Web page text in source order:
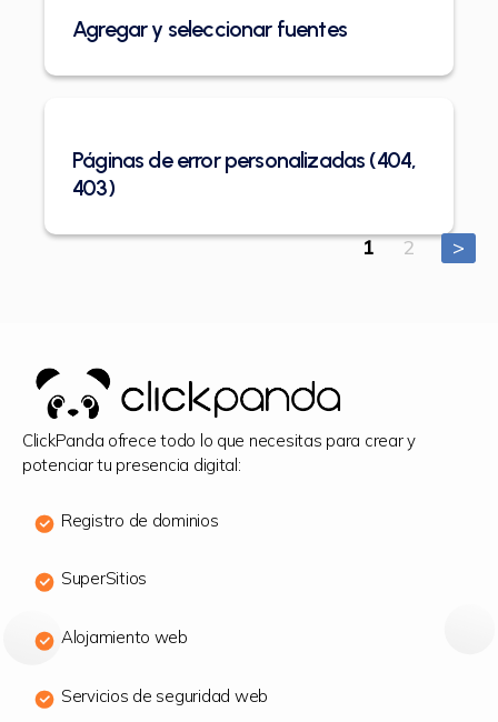
Agregar y seleccionar fuentes
Páginas de error personalizadas (404,
403)
1 2 >
ClickPanda ofrece todo lo que necesitas para crear y
potenciar tu presencia digital:
Registro de dominios
SuperSitios
Alojamiento web
Servicios de seguridad web